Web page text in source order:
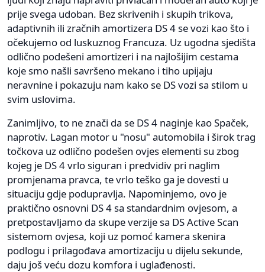
prije svega udoban. Bez skrivenih i skupih trikova,
adaptivnih ili zračnih amortizera DS 4 se vozi kao što i
očekujemo od luskuznog Francuza. Uz ugodna sjedišta
odlično podešeni amortizeri i na najlošijim cestama
koje smo našli savršeno mekano i tiho upijaju
neravnine i pokazuju nam kako se DS vozi sa stilom u
svim uslovima.
Zanimljivo, to ne znači da se DS 4 naginje kao Spaček,
naprotiv. Lagan motor u "nosu" automobila i širok trag
točkova uz odlično podešen ovjes elementi su zbog
kojeg je DS 4 vrlo siguran i predvidiv pri naglim
promjenama pravca, te vrlo teško ga je dovesti u
situaciju gdje podupravlja. Napominjemo, ovo je
praktično osnovni DS 4 sa standardnim ovjesom, a
pretpostavljamo da skupe verzije sa DS Active Scan
sistemom ovjesa, koji uz pomoć kamera skenira
podlogu i prilagođava amortizaciju u dijelu sekunde,
daju još veću dozu komfora i uglađenosti.